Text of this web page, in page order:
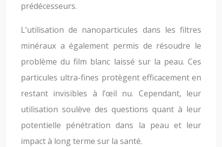
prédécesseurs.
L’utilisation de nanoparticules dans les filtres
minéraux a également permis de résoudre le
problème du film blanc laissé sur la peau. Ces
particules ultra-fines protègent efficacement en
restant invisibles à l’œil nu. Cependant, leur
utilisation soulève des questions quant à leur
potentielle pénétration dans la peau et leur
impact à long terme sur la santé.